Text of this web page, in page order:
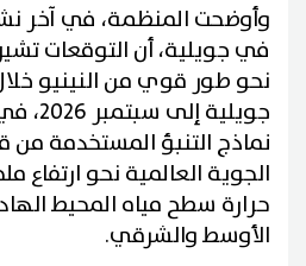
وأوضحت المنظمة، في آخر
في جويلية، أن التوقعات
نحو طور قوي من النينيو
جويلية
نماذج التنبؤ المستخدمة من
الجوية العالمية نحو
حرارة سطح مياه المحيط
الأوسط والشرقي.